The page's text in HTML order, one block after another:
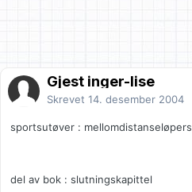
Gjest inger-lise
Skrevet 14. desember 2004
sportsutøver :
del av bok : slutningskapittel